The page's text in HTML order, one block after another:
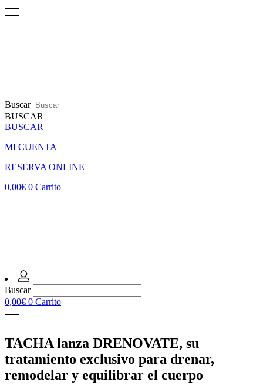
Buscar
BUSCAR
BUSCAR
MI CUENTA
RESERVA ONLINE
0,00€ 0 Carrito
Buscar
0,00€ 0 Carrito
TACHA lanza DRENOVATE, su
tratamiento exclusivo para drenar,
remodelar y equilibrar el cuerpo